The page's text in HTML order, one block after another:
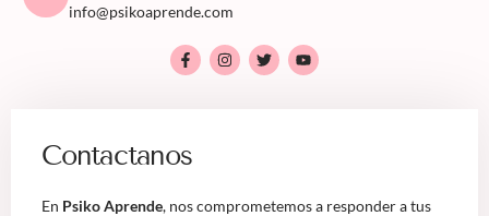
info@psikoaprende.com
Contactanos
En Psiko Aprende, nos comprometemos a responder a tus